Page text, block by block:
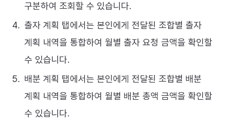
구분하여 조회할 수 있습니다.
출자 계획 탭에서는 본인에게 전달된 조합별 출자
계획 내역을 통합하여 월별 출자 요청 금액을 확인할
수 있습니다.
배분 계획 탭에서는 본인에게 전달된 조합별 배분
계획 내역을 통합하여 월별 배분 총액 금액을 확인할
수 있습니다.